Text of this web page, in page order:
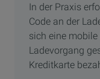
In der Praxis
Code an der
sich eine mobile
Ladevorgang
Kreditkarte